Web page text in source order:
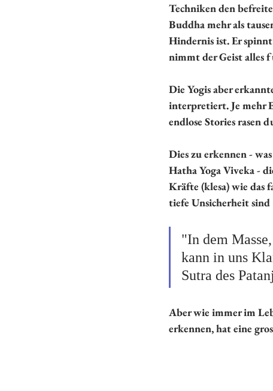
Techniken den
Buddha mehr als
Hindernis ist. Er
nimmt der Geist alles
Die Yogis aber
interpretiert. Je mehr
endlose Stories rasen
Dies zu erkennen -
Hatha Yoga Viveka -
Kräfte (klesa) wie das
tiefe Unsicherheit sind
"In dem
kann in uns
Sutra des
Aber wie immer im
erkennen, hat eine